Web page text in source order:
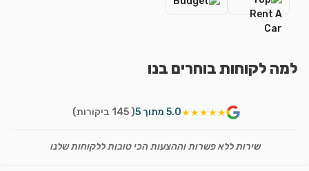
למה לקוחות בוחרים בנו
★★★★★5.0 מתוך 5 ( 145 ביקורות)
שירות ללא פשרות וההצעות הכי טובות ללקוחות שלנו